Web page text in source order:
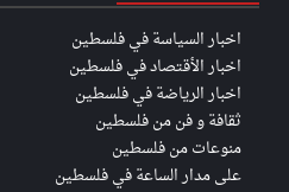
اخبار السياسة في فلسطين
اخبار الأقتصاد في فلسطين
اخبار الرياضة في فلسطين
ثقافة و فن من فلسطين
منوعات من فلسطين
على مدار الساعة في فلسطين